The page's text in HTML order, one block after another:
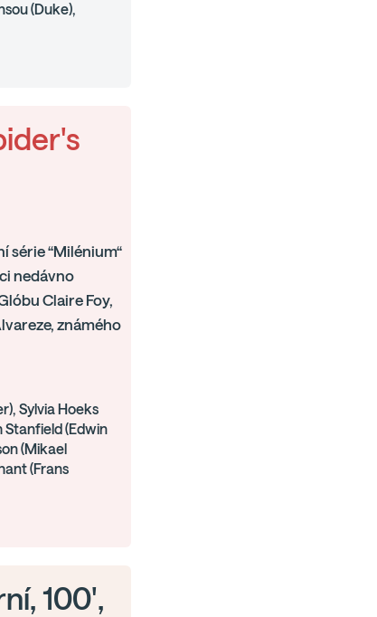
(Duke),
série “Milénium“
nedávno
Claire Foy,
známého
Sylvia Hoeks
Stanfield (Edwin
(Mikael
(Frans
100',